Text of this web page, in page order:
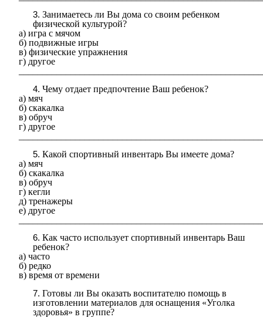
Занимаетесь ли Вы дома со своим ребенком
физической культурой?
а) игра с мячом
б) подвижные игры
в) физические упражнения
г) другое
Чему отдает предпочтение Ваш ребенок?
а) мяч
б) скакалка
в) обруч
г) другое
Какой спортивный инвентарь Вы имеете дома?
а) мяч
б) скакалка
в) обруч
г) кегли
д) тренажеры
е) другое
Как часто использует спортивный инвентарь Ваш
ребенок?
а) часто
б) редко
в) время от времени
Готовы ли Вы оказать воспитателю помощь в
изготовлении материалов для оснащения «Уголка
здоровья» в группе?